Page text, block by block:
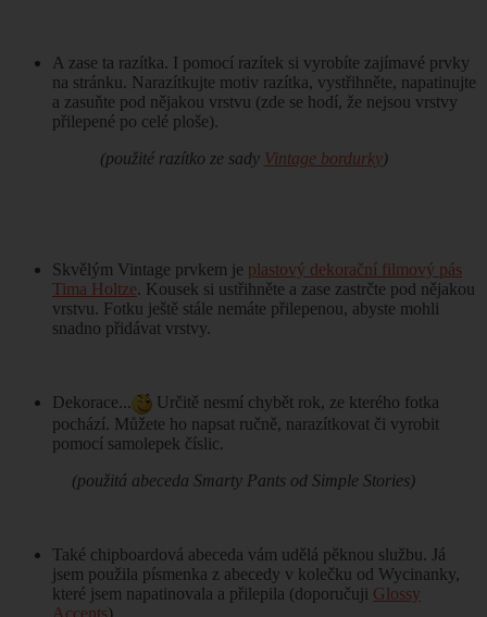
A zase ta razítka. I pomocí razítek si vyrobíte zajímavé prvky
na stránku. Narazítkujte motiv razítka, vystřihněte, napatinujte
a zasuňte pod nějakou vrstvu (zde se hodí, že nejsou vrstvy
přilepené po celé ploše).
(použité razítko ze sady Vintage bordurky)
Skvělým Vintage prvkem je plastový dekorační filmový pás
Tima Holtze. Kousek si ustřihněte a zase zastrčte pod nějakou
vrstvu. Fotku ještě stále nemáte přilepenou, abyste mohli
snadno přidávat vrstvy.
Dekorace...
Určitě nesmí chybět rok, ze kterého fotka
pochází. Můžete ho napsat ručně, narazítkovat či vyrobit
pomocí samolepek číslic.
(použitá abeceda Smarty Pants od Simple Stories)
Také chipboardová abeceda vám udělá pěknou službu. Já
jsem použila písmenka z abecedy v kolečku od Wycinanky,
které jsem napatinovala a přilepila (doporučuji Glossy